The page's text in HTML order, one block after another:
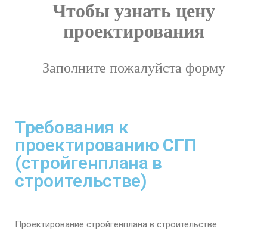
Чтобы узнать цену
проектирования
Заполните пожалуйста форму
Требования к
проектированию СГП
(стройгенплана в
строительстве)
Проектирование стройгенплана в строительстве